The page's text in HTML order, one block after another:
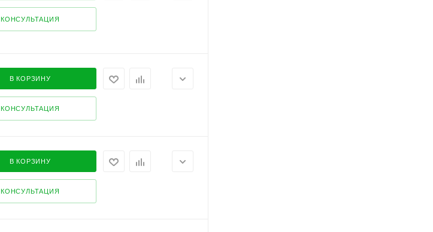
КОНСУЛЬТАЦИЯ
В КОРЗИНУ
КОНСУЛЬТАЦИЯ
В КОРЗИНУ
КОНСУЛЬТАЦИЯ